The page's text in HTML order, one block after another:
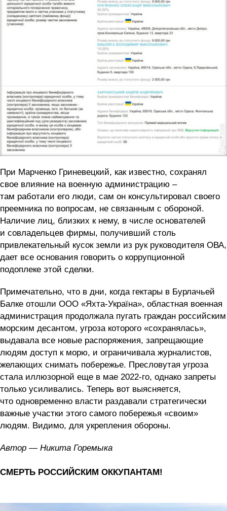
При Марченко Гриневецкий, как известно, сохранял
свое влияние на военную администрацию –
там работали его люди, сам он консультировал своего
преемника по вопросам, не связанным с обороной.
Наличие лиц, близких к нему, в числе основателей
и совладельцев фирмы, получивший столь
привлекательный кусок земли из рук руководителя ОВА,
дает все основания говорить о коррупционной
подоплеке этой сделки.
Примечательно, что в дни, когда гектары в Бурлачьей
Балке отошли ООО «Яхта-Україна», областная военная
администрация продолжала пугать граждан российским
морским десантом, угроза которого «сохранялась»,
выдавала все новые распоряжения, запрещающие
людям доступ к морю, и ограничивала журналистов,
желающих снимать побережье. Пресловутая угроза
стала иллюзорной еще в мае 2022-го, однако запреты
только усиливались. Теперь вот выясняется,
что одновременно власти раздавали стратегически
важные участки этого самого побережья «своим»
людям. Видимо, для укрепления обороны.
Автор — Никита Горемыка
СМЕРТЬ РОССИЙСКИМ ОККУПАНТАМ!